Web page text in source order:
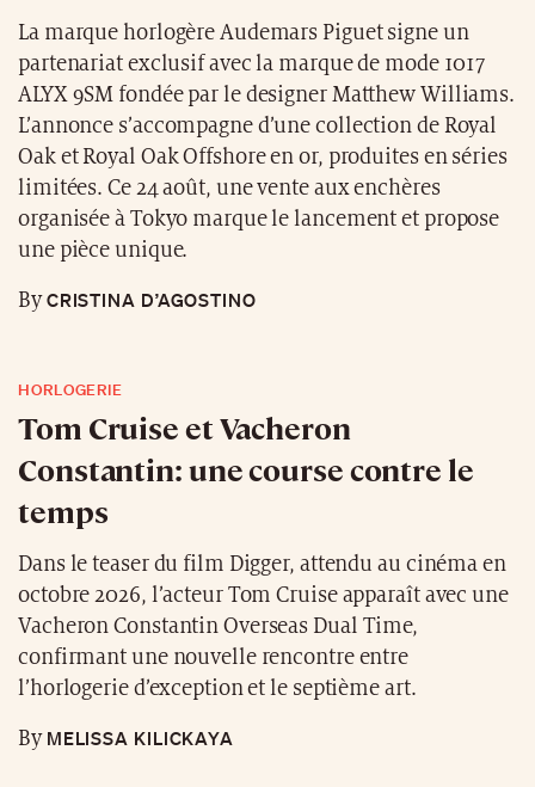
La marque horlogère Audemars Piguet signe un
partenariat exclusif avec la marque de mode 1017
ALYX 9SM fondée par le designer Matthew Williams.
L’annonce s’accompagne d’une collection de Royal
Oak et Royal Oak Offshore en or, produites en séries
limitées. Ce 24 août, une vente aux enchères
organisée à Tokyo marque le lancement et propose
une pièce unique.
ByCRISTINA D’AGOSTINO
HORLOGERIE
Tom Cruise et Vacheron
Constantin: une course contre le
temps
Dans le teaser du film Digger, attendu au cinéma en
octobre 2026, l’acteur Tom Cruise apparaît avec une
Vacheron Constantin Overseas Dual Time,
confirmant une nouvelle rencontre entre
l’horlogerie d’exception et le septième art.
ByMELISSA KILICKAYA